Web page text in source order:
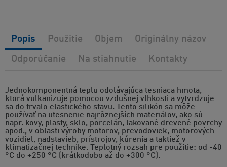
Jednokomponentná teplu odolávajúca tesniaca hmota,
ktorá vulkanizuje pomocou vzdušnej vlhkosti a vytvrdzuje
sa do trvalo elastického stavu. Tento silikón sa môže
používať na utesnenie najrôznejších materiálov, ako sú
napr. kovy, plasty, sklo, porcelán, lakované drevené povrchy
apod., v oblasti výroby motorov, prevodoviek, motorových
vozidiel, nadstavieb, prístrojov, kúrenia a taktiež v
klimatizačnej technike. Teplotný rozsah pre použitie: od -40
°C do +250 °C (krátkodobo až do +300 °C).
Popis Použitie Objem Originálny názov
Odporúčanie Na stiahnutie Kontakty